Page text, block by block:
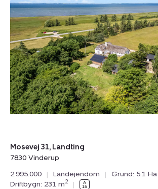
Landejendom:
Mosevej
31,
Landting,
7830
Vinderup
Mosevej 31, Landting
7830 Vinderup
2.995.000
| Landejendom | Grund: 5.1 Ha
Driftbygn: 231 m2 |